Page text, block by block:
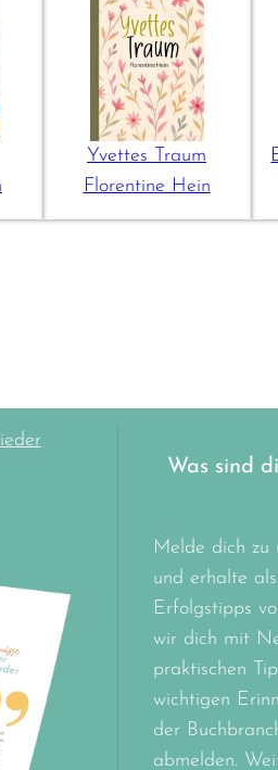
Yvettes Traum
Florentine Hein
Was sind
Melde dich zu
und erhalte
Erfolgstipps
wir dich mit
praktischen
wichtigen
der
abmelden.